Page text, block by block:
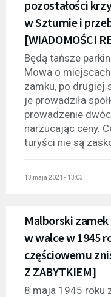
pozostałości
w Sztumie i
[WIADOMOŚCI
Będą tańsze
Mowa o
zamku, po drugiej
je prowadziła
prowadzenie
narzucając ceny.
turyści nie są
13 maja 2021 - 13:03
Malborski
w walce w 1945
częściowemu
Z ZABYTKIEM]
8 maja 1945 roku